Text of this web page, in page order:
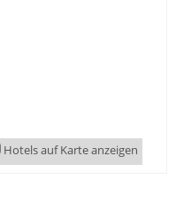
Hotels auf Karte anzeigen